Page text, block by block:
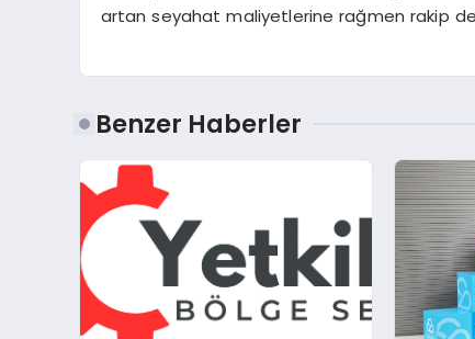
artan seyahat maliyetlerine rağmen rakip
Benzer Haberler